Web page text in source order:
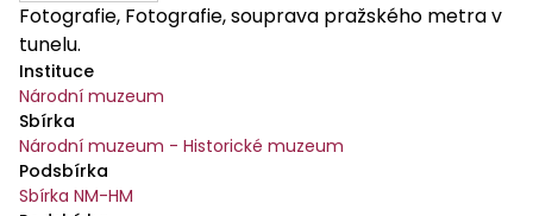
Fotografie, Fotografie, souprava pražského metra v
tunelu.
Instituce
Národní muzeum
Sbírka
Národní muzeum - Historické muzeum
Podsbírka
Sbírka NM-HM